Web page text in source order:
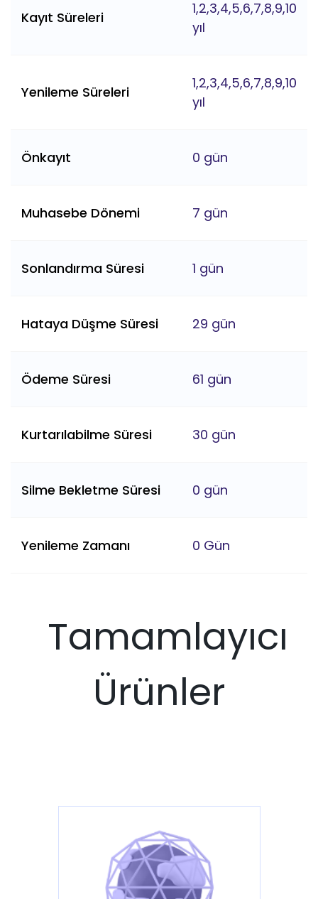
Kayıt Süreleri
1,2,3,4,5,6,7,8,9,10
yıl
Yenileme Süreleri
1,2,3,4,5,6,7,8,9,10
yıl
Önkayıt 0 gün
Muhasebe Dönemi 7 gün
Sonlandırma Süresi 1 gün
Hataya Düşme Süresi 29 gün
Ödeme Süresi 61 gün
Kurtarılabilme Süresi 30 gün
Silme Bekletme Süresi 0 gün
Yenileme Zamanı 0 Gün
Tamamlayıcı
Ürünler